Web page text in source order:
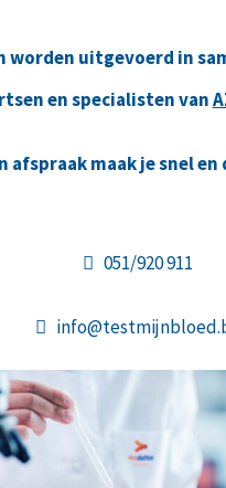
worden uitgevoerd in
en specialisten van
afspraak maak je snel
051/920 911